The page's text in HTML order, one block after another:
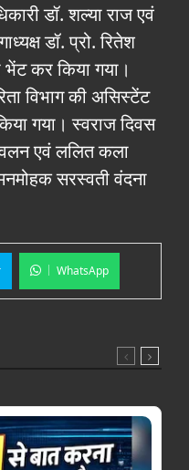
डॉ. शल्या राज एवं
डॉ. प्रो. रितेश
भेंट कर किया गया।
विभाग की असिस्टेंट
गया। स्वराज दिवस
एवं ललित कला
सरस्वती वंदना
WhatsApp